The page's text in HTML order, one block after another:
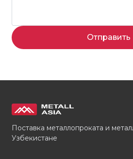
Отправить
Поставка металлопроката и
Узбекистане